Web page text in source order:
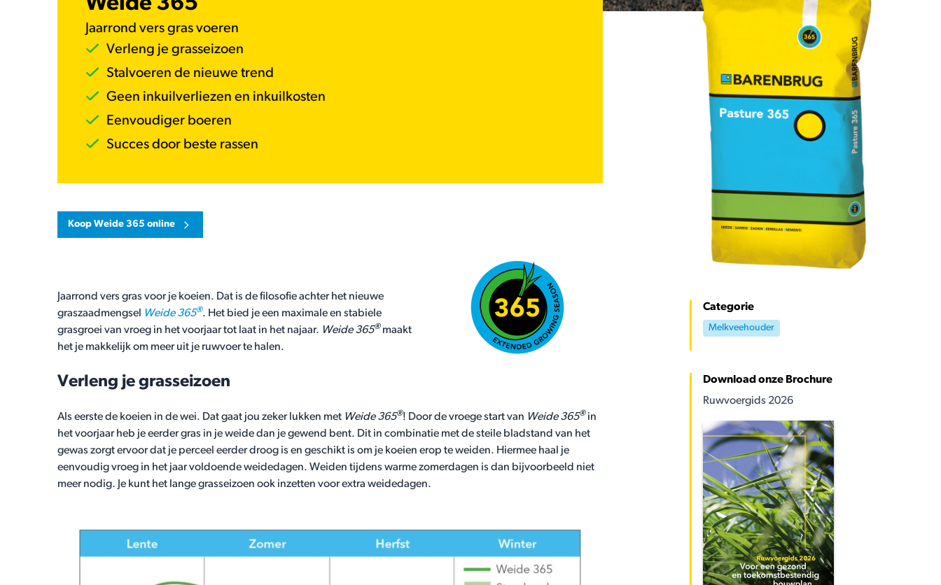
Jaarrond vers gras voeren
Verleng je grasseizoen
Stalvoeren de nieuwe trend
Geen inkuilverliezen en inkuilkosten
Eenvoudiger boeren
Succes door beste rassen
Koop Weide 365 online
Jaarrond vers gras voor je koeien. Dat is de filosofie achter het nieuwe
graszaadmengsel Weide 365®. Het bied je een maximale en stabiele
grasgroei van vroeg in het voorjaar tot laat in het najaar. Weide 365® maakt
het je makkelijk om meer uit je ruwvoer te halen.
Verleng je grasseizoen
Als eerste de koeien in de wei. Dat gaat jou zeker lukken met Weide 365®! Door de vroege start van Weide 365® in
het voorjaar heb je eerder gras in je weide dan je gewend bent. Dit in combinatie met de steile bladstand van het
gewas zorgt ervoor dat je perceel eerder droog is en geschikt is om je koeien erop te weiden. Hiermee haal je
eenvoudig vroeg in het jaar voldoende weidedagen. Weiden tijdens warme zomerdagen is dan bijvoorbeeld niet
meer nodig. Je kunt het lange grasseizoen ook inzetten voor extra weidedagen.
Categorie
Melkveehouder
Download onze Brochure
Ruwvoergids 2026